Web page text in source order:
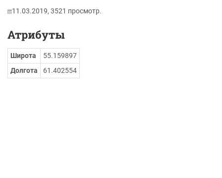
11.03.2019, 3521 просмотр.
Атрибуты
Широта
55.159897
Долгота
61.402554